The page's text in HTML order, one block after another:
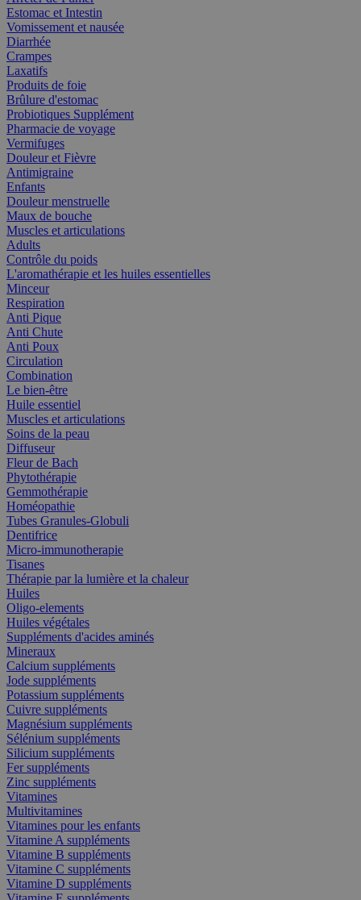
Estomac et Intestin
Vomissement et nausée
Diarrhée
Crampes
Laxatifs
Produits de foie
Brûlure d'estomac
Probiotiques Supplément
Pharmacie de voyage
Vermifuges
Douleur et Fièvre
Antimigraine
Enfants
Douleur menstruelle
Maux de bouche
Muscles et articulations
Adults
Contrôle du poids
L'aromathérapie et les huiles essentielles
Minceur
Respiration
Anti Pique
Anti Chute
Anti Poux
Circulation
Combination
Le bien-être
Huile essentiel
Muscles et articulations
Soins de la peau
Diffuseur
Fleur de Bach
Phytothérapie
Gemmothérapie
Homéopathie
Tubes Granules-Globuli
Dentifrice
Micro-immunotherapie
Tisanes
Thérapie par la lumière et la chaleur
Huiles
Oligo-elements
Huiles végétales
Suppléments d'acides aminés
Mineraux
Calcium suppléments
Jode suppléments
Potassium suppléments
Cuivre suppléments
Magnésium suppléments
Sélénium suppléments
Silicium suppléments
Fer suppléments
Zinc suppléments
Vitamines
Multivitamines
Vitamines pour les enfants
Vitamine A suppléments
Vitamine B suppléments
Vitamine C suppléments
Vitamine D suppléments